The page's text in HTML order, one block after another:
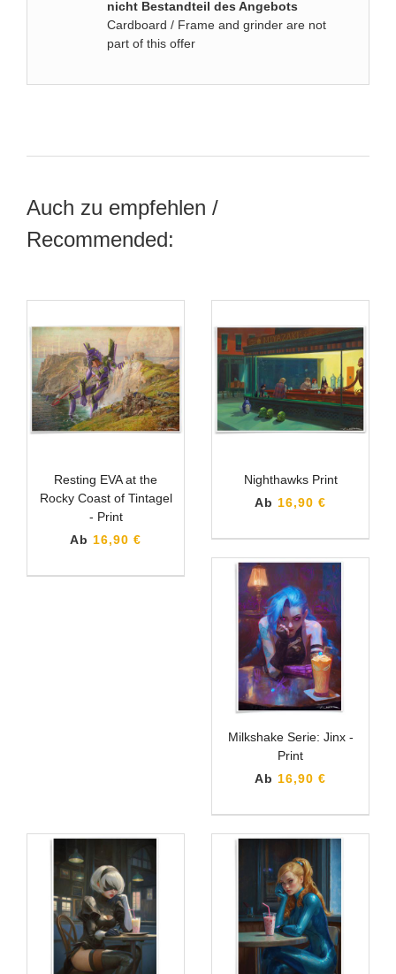
nicht Bestandteil des Angebots
Cardboard / Frame and grinder are not
part of this offer
Auch zu empfehlen /
Recommended:
Resting EVA at the
Rocky Coast of Tintagel
- Print
Ab 16,90 €
Nighthawks Print
Ab 16,90 €
Milkshake Serie: Jinx -
Print
Ab 16,90 €